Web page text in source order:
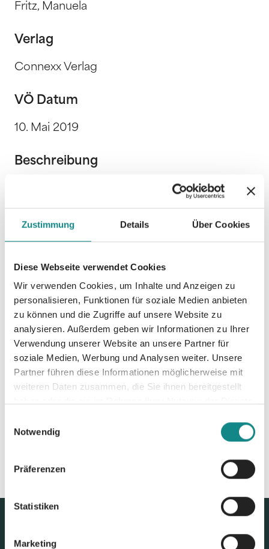
Zustimmung Details Über Cookies
Diese Webseite verwendet Cookies
Wir verwenden Cookies, um Inhalte und Anzeigen zu
personalisieren, Funktionen für soziale Medien anbieten
zu können und die Zugriffe auf unsere Website zu
analysieren. Außerdem geben wir Informationen zu Ihrer
Verwendung unserer Website an unsere Partner für
soziale Medien, Werbung und Analysen weiter. Unsere
Partner führen diese Informationen möglicherweise mit
weiteren Daten zusammen, die Sie ihnen bereitgestellt
Notwendig
Präferenzen
Statistiken
Marketing
Fritz, Manuela
Verlag
Connexx Verlag
VÖ Datum
10. Mai 2019
Beschreibung
Zur Übersicht